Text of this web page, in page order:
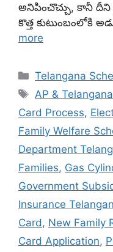
అనిపించొచ్చు, కానీ దీని
కొత్త కుటుంబంలోకి
more
Categories
Telangana
Tags
AP &
Card Process,
Family Welfare
Department
Families, Gas
Government
Insurance
Card , New Family
Card Application,